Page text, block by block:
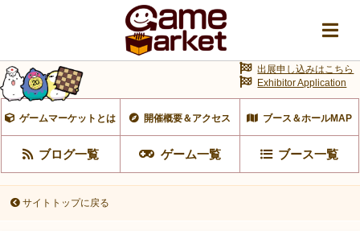
ゲームマーケットとは 開催概要＆アクセス ブース＆ホールMAP
ブログ一覧 ゲーム一覧 ブース一覧
出展申し込みはこちら
Exhibitor Application
サイトトップに戻る